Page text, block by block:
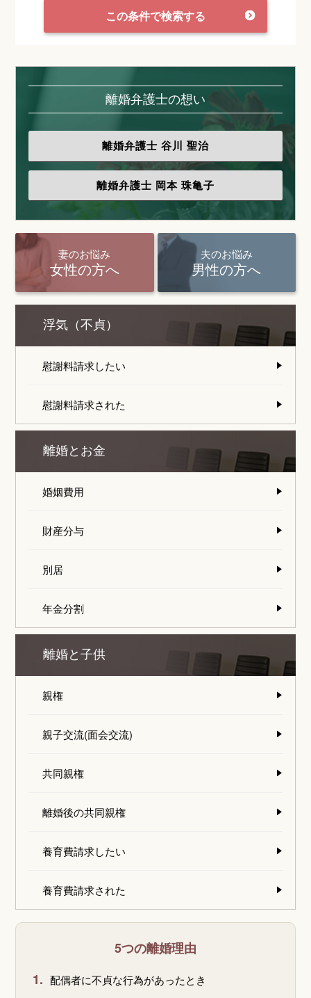
この条件で検索する
離婚弁護士の想い
離婚弁護士 谷川 聖治
離婚弁護士 岡本 珠亀子
妻のお悩み
女性の方へ
夫のお悩み
男性の方へ
浮気（不貞）
慰謝料請求したい
慰謝料請求された
離婚とお金
婚姻費用
財産分与
別居
年金分割
離婚と子供
親権
親子交流(面会交流)
共同親権
離婚後の共同親権
養育費請求したい
養育費請求された
5つの離婚理由
1. 配偶者に不貞な行為があったとき